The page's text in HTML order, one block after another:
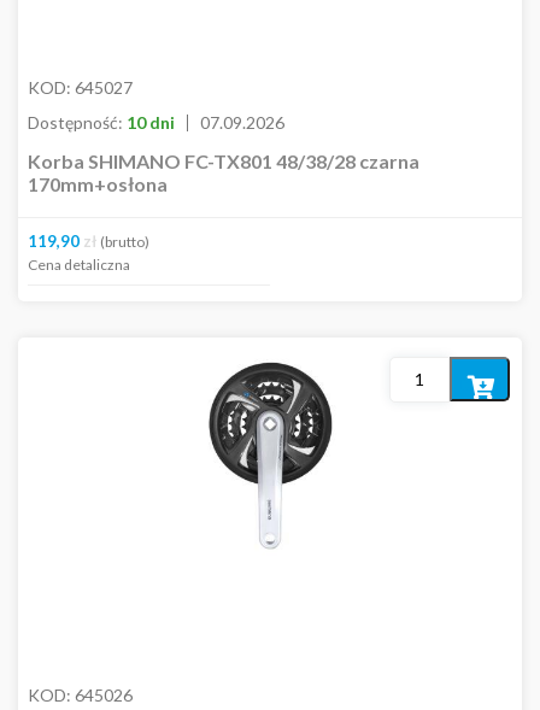
KOD: 645027
Dostępność: 10 dni 07.09.2026
Korba SHIMANO FC-TX801 48/38/28 czarna
170mm+osłona
119,90 zł (brutto)
Cena detaliczna
KOD: 645026
Dodaj